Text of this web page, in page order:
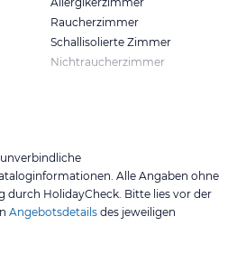
Raucherzimmer
Schallisolierte Zimmer
Nichtraucherzimmer
Alle Angaben ohne
durch HolidayCheck. Bitte lies vor der
Angebotsdetails des jeweiligen